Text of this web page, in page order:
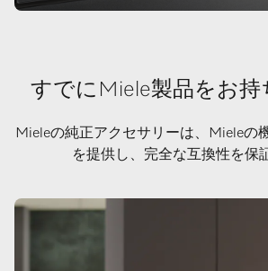
すでにMiele製品をお持
Mieleの純正アクセサリーは、Mieleの
を提供し、完全な互換性を保